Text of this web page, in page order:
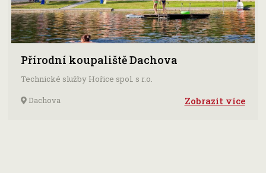
Přírodní koupaliště Dachova
Technické služby Hořice spol. s r.o.
Dachova
Zobrazit více